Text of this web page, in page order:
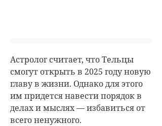
Астролог считает, что Тельцы
смогут открыть в 2025 году новую
главу в жизни. Однако для этого
им придется навести порядок в
делах и мыслях — избавиться от
всего ненужного.